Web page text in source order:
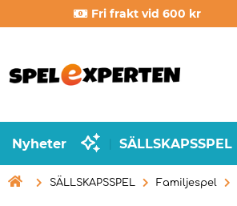
Fri frakt vid 600 kr
Nyheter SÄLLSKAPSSPEL
 SÄLLSKAPSSPEL Familjespel